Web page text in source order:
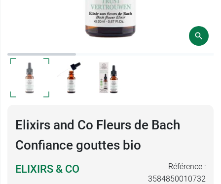
Elixirs and Co Fleurs de Bach
Confiance gouttes bio
ELIXIRS & CO
Référence :
3584850010732